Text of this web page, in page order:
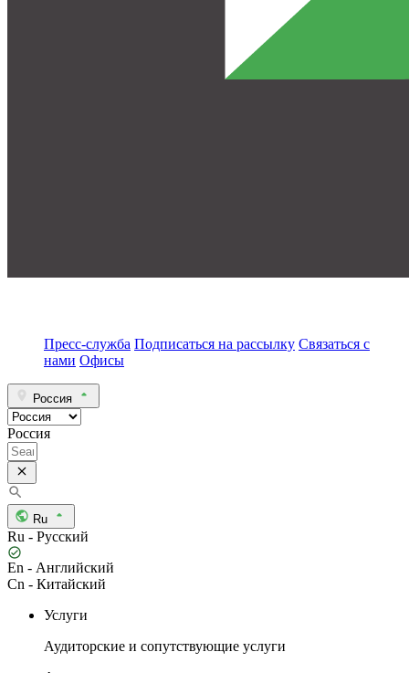
Пресс-служба Подписаться на рассылку Связаться с
нами Офисы
Россия
Россия
Ru
Ru - Русский
En - Английский
Cn - Китайский
Услуги
Аудиторские и сопутствующие услуги